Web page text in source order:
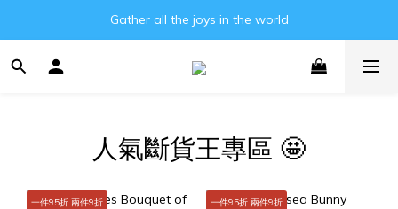
Gather all the joys in the world
Gather all the joys in the world
消費滿3000元即可享免運費!!
人氣斷貨王專區 🤩
一件95折 兩件9折 一件95折 兩件9折